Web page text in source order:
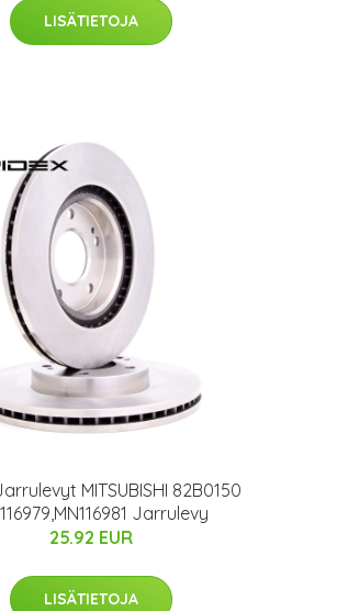
LISÄTIETOJA
MITSUBISHI 82B0150
Jarrulevy
25.92 EUR
LISÄTIETOJA